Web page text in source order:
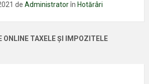
de Administratorîn Hotărâri
ONLINE TAXELE ȘI IMPOZITELE